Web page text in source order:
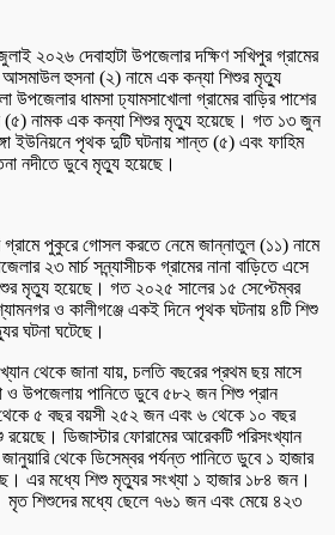
২০২৬ দেবাহাটা উপজেলার দক্ষিণ সখিপুর গ্রামের
আসমাউল হুসনা (২) নামে এক কন্যা শিশুর মৃত্যু
ধামসা ঢ্যামসাখোলা গ্রামের বাড়ির পাশের
(৫) নামক এক কন্যা শিশুর মৃত্যু হয়েছে। গত ১৩ জুন
ইউনিয়নে পৃথক দুটি ঘটনায় শান্ত (৫) এবং ফাহিম
নদীতে ডুবে মৃত্যু হয়েছে।
গ্রামে পুকুরে গোসল করতে নেমে জান্নাতুল (১১) নামে
২৩ মার্চ সন্ন্যাসীচক গ্রামের নানা বাড়িতে এসে
মৃত্যু হয়েছে। গত ২০২৫ সালের ১৫ সেপ্টেম্বর
ও কালীগঞ্জে একই দিনে পৃথক ঘটনায় ৪টি শিশু
ঘটনা ঘটেছে।
থেকে জানা যায়, চলতি বছরের প্রথম ছয় মাসে
ও উপজেলায় পানিতে ডুবে ৫৮২ জন শিশু প্রান
৫ বছর বয়সী ২৫২ জন এবং ৬ থেকে ১০ বছর
ডিজাস্টার ফোরামের আরেকটি পরিসংখ্যান
থেকে ডিসেম্বর পর্যন্ত পানিতে ডুবে ১ হাজার
এর মধ্যে শিশু মৃত্যুর সংখ্যা ১ হাজার ১৮৪ জন।
মৃত শিশুদের মধ্যে ছেলে ৭৬১ জন এবং মেয়ে ৪২৩